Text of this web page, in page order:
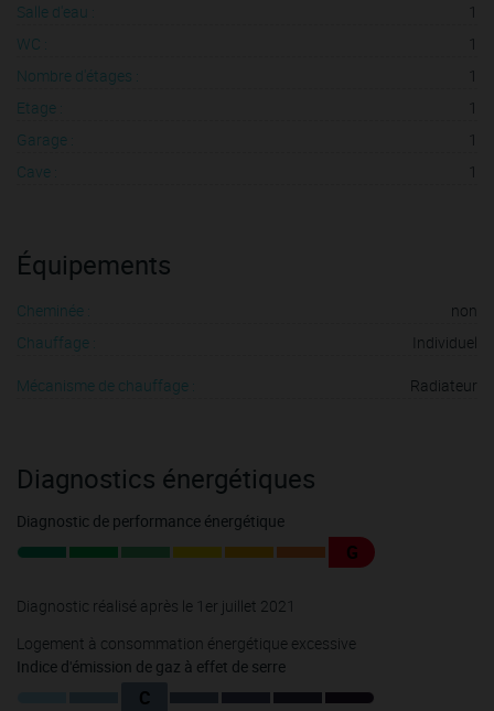
Salle d'eau :
1
WC :
1
Nombre d'étages :
1
Etage :
1
Garage :
1
Cave :
1
Équipements
Cheminée :
non
Chauffage :
Individuel
Mécanisme de chauffage : Radiateur
Diagnostics énergétiques
Diagnostic de performance énergétique
G
Diagnostic réalisé après le 1er juillet 2021
Logement à consommation énergétique excessive
Indice d'émission de gaz à effet de serre
C